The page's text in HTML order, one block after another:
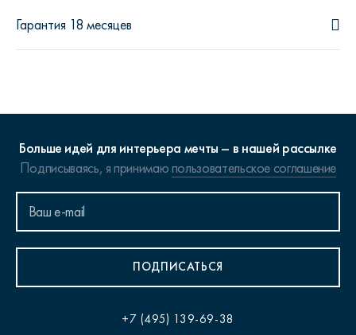
Гарантия 18 месяцев
Больше идей для интерьера мечты – в нашей рассылке
Подписываясь, я принимаюпользовательское соглашение
ПОДПИСАТЬСЯ
+7 (495) 139-69-38